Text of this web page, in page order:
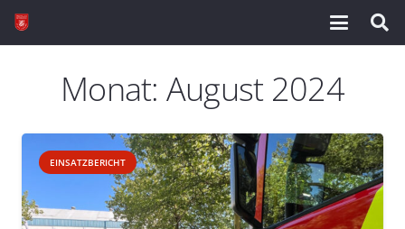
Monat: August 2024
EINSATZBERICHT